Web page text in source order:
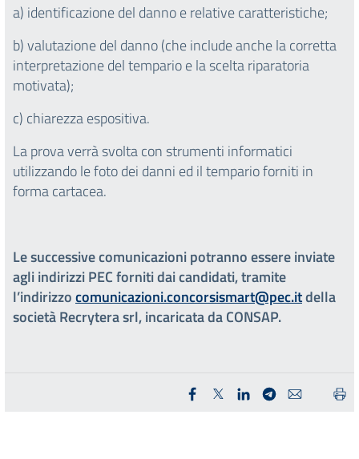
a) identificazione del danno e relative caratteristiche;
b) valutazione del danno (che include anche la corretta
interpretazione del tempario e la scelta riparatoria
motivata);
c) chiarezza espositiva.
La prova verrà svolta con strumenti informatici
utilizzando le foto dei danni ed il tempario forniti in
forma cartacea.
Le successive comunicazioni potranno essere inviate
agli indirizzi PEC forniti dai candidati, tramite
l’indirizzocomunicazioni.concorsismart@pec.itdella
società Recrytera srl, incaricata da CONSAP.